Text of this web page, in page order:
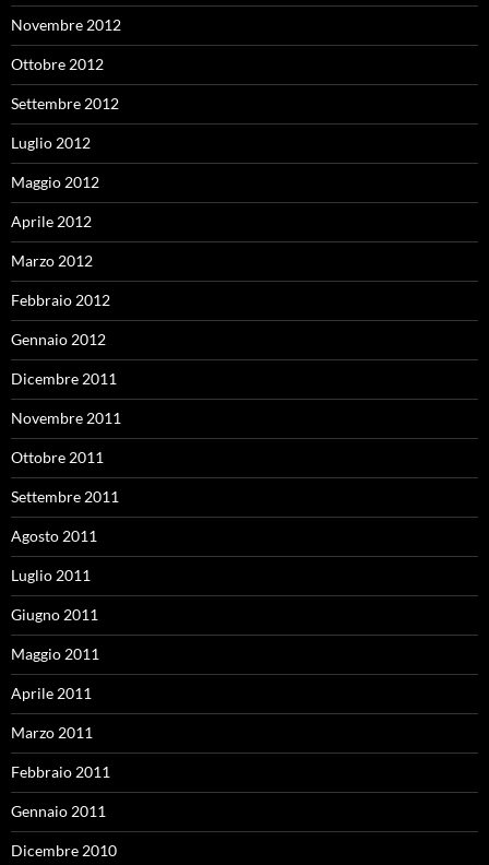
Novembre 2012
Ottobre 2012
Settembre 2012
Luglio 2012
Maggio 2012
Aprile 2012
Marzo 2012
Febbraio 2012
Gennaio 2012
Dicembre 2011
Novembre 2011
Ottobre 2011
Settembre 2011
Agosto 2011
Luglio 2011
Giugno 2011
Maggio 2011
Aprile 2011
Marzo 2011
Febbraio 2011
Gennaio 2011
Dicembre 2010